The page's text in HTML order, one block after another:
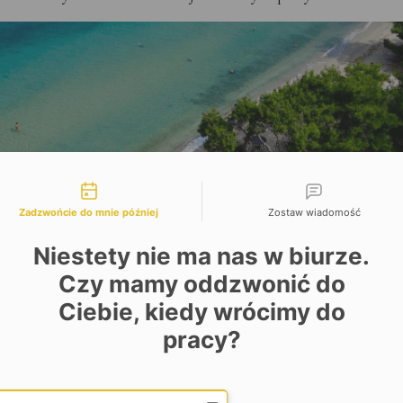
kontaktu
Zadzwońcie do mnie później Zostaw wiadomość
Niestety nie ma nas w biurze.
Czy mamy oddzwonić do
Ciebie, kiedy wrócimy do
pracy?
Date and time slection for
Wybierz datę